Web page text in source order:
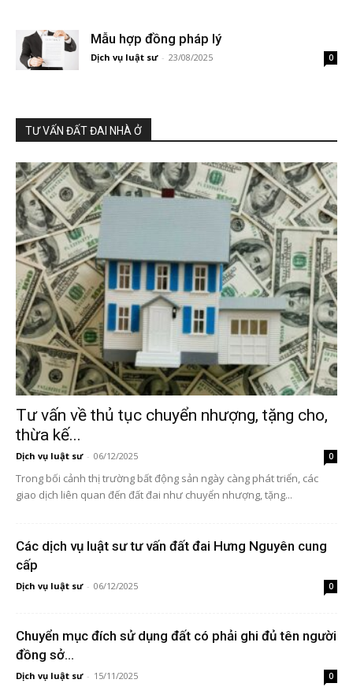
Mẫu hợp đồng pháp lý
Dịch vụ luật sư - 23/08/2025 0
TƯ VẤN ĐẤT ĐAI NHÀ Ở
Tư vấn về thủ tục chuyển nhượng, tặng cho,
thừa kế...
Dịch vụ luật sư - 06/12/2025 0
Trong bối cảnh thị trường bất động sản ngày càng phát triển, các
giao dịch liên quan đến đất đai như chuyển nhượng, tặng...
Các dịch vụ luật sư tư vấn đất đai Hưng Nguyên cung
cấp
Dịch vụ luật sư - 06/12/2025 0
Chuyển mục đích sử dụng đất có phải ghi đủ tên người
đồng sở...
Dịch vụ luật sư - 15/11/2025 0